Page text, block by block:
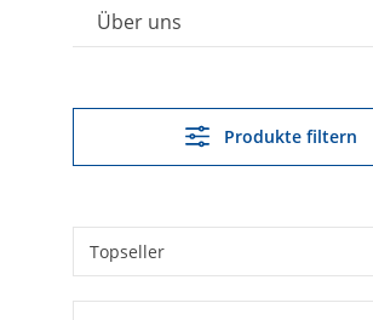
Über uns
Produkte filtern